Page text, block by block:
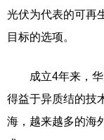
光伏为代表的可再
目标的选项。
成立4年来，华
得益于异质结的技
海，越来越多的海